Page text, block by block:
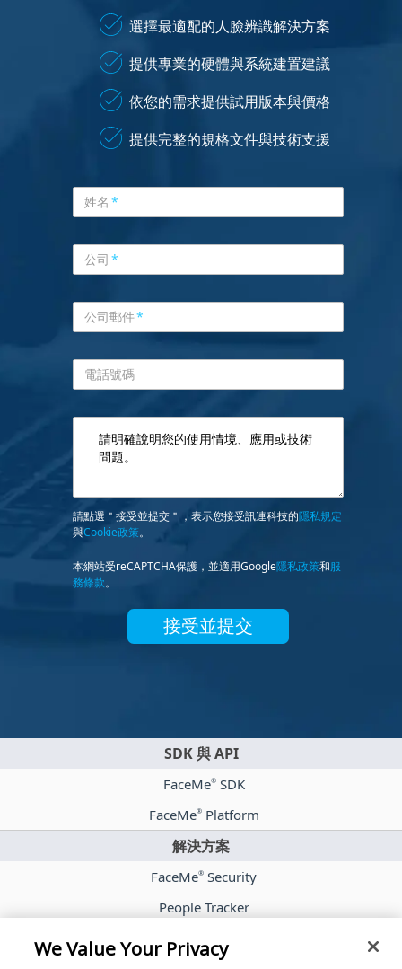
選擇最適配的人臉辨識解決方案
提供專業的硬體與系統建置建議
依您的需求提供試用版本與價格
提供完整的規格文件與技術支援
姓名 *
公司 *
公司郵件*
電話號碼
請點選＂接受並提交＂，表示您接受訊連科技的隱私規定
與Cookie政策。
本網站受reCAPTCHA保護，並適用Google隱私政策和服
務條款。
接受並提交
SDK 與 API
FaceMe®SDK
FaceMe®Platform
解決方案
FaceMe® Security
People Tracker
FaceMe
We Value Your Privacy